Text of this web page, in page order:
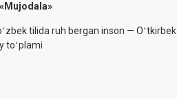
«Mujodala»
tilida ruh bergan inson — Oʻtkirbek
toʻplami